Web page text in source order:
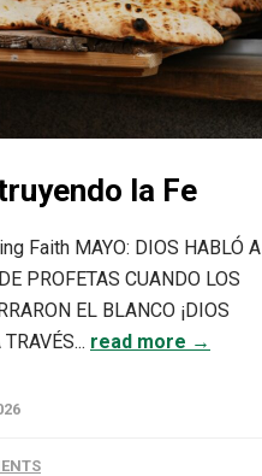
la Fe
Faith MAYO: DIOS HABLÓ A
PROFETAS CUANDO LOS
EL BLANCO ¡DIOS
read more →